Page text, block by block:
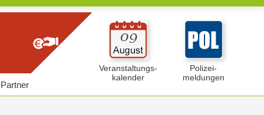
Veranstaltungs-
kalender
Polizei-
meldungen
Partner